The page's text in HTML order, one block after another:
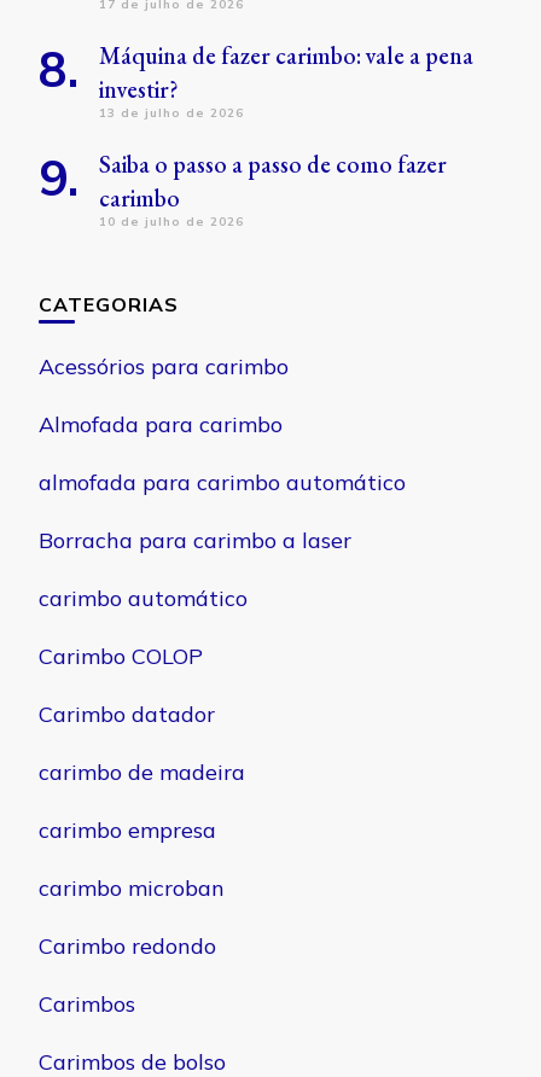
17 de julho de 2026
Máquina de fazer carimbo: vale a pena
investir?
13 de julho de 2026
Saiba o passo a passo de como fazer
carimbo
10 de julho de 2026
CATEGORIAS
Acessórios para carimbo
Almofada para carimbo
almofada para carimbo automático
Borracha para carimbo a laser
carimbo automático
Carimbo COLOP
Carimbo datador
carimbo de madeira
carimbo empresa
carimbo microban
Carimbo redondo
Carimbos
Carimbos de bolso